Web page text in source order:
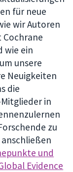
für neue
wir Autoren
wie ein
unsere
Neuigkeiten
die
in
zu
und
Evidence